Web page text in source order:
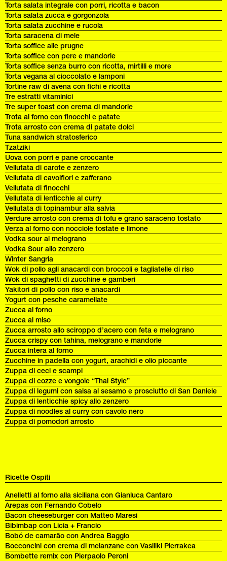
Torta salata integrale con porri, ricotta e bacon
Torta salata zucca e gorgonzola
Torta salata zucchine e rucola
Torta saracena di mele
Torta soffice alle prugne
Torta soffice con pere e mandorle
Torta soffice senza burro con ricotta, mirtilli e more
Torta vegana al cioccolato e lamponi
Tortine raw di avena con fichi e ricotta
Tre estratti vitaminici
Tre super toast con crema di mandorle
Trota al forno con finocchi e patate
Trota arrosto con crema di patate dolci
Tuna sandwich stratosferico
Tzatziki
Uova con porri e pane croccante
Vellutata di carote e zenzero
Vellutata di cavolfiori e zafferano
Vellutata di finocchi
Vellutata di lenticchie al curry
Vellutata di topinambur alla salvia
Verdure arrosto con crema di tofu e grano saraceno tostato
Verza al forno con nocciole tostate e limone
Vodka sour al melograno
Vodka Sour allo zenzero
Winter Sangria
Wok di pollo agli anacardi con broccoli e tagliatelle di riso
Wok di spaghetti di zucchine e gamberi
Yakitori di pollo con riso e anacardi
Yogurt con pesche caramellate
Zucca al forno
Zucca al miso
Zucca arrosto allo sciroppo d’acero con feta e melograno
Zucca crispy con tahina, melograno e mandorle
Zucca intera al forno
Zucchine in padella con yogurt, arachidi e olio piccante
Zuppa di ceci e scampi
Zuppa di cozze e vongole “Thai Style”
Zuppa di legumi con salsa al sesamo e prosciutto di San Daniele
Zuppa di lenticchie spicy allo zenzero
Zuppa di noodles al curry con cavolo nero
Zuppa di pomodori arrosto
Ricette Ospiti
Anelletti al forno alla siciliana con Gianluca Cantaro
Arepas con Fernando Cobelo
Bacon cheeseburger con Matteo Maresi
Bibimbap con Licia + Francio
Bobó de camarão con Andrea Baggio
Bocconcini con crema di melanzane con Vasiliki Pierrakea
Bombette remix con Pierpaolo Peroni